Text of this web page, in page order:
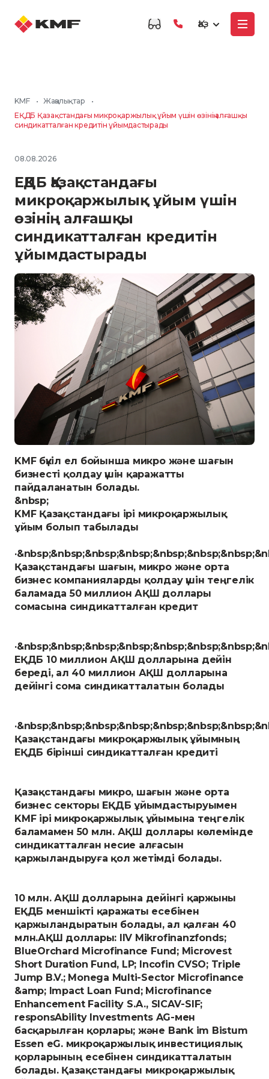
Қаз
KMF • Жаңалықтар
•
ЕҚДБ Қазақстандағы микроқаржылық ұйым үшін өзінің алғашқы
синдикатталған кредитін ұйымдастырады
08.08.2026
ЕҚДБ Қазақстандағы
микроқаржылық ұйым үшін
өзінің алғашқы
синдикатталған кредитін
ұйымдастырады
KMF бүкіл ел бойынша микро және шағын
бизнесті қолдау үшін қаражатты
пайдаланатын болады.
&nbsp;
KMF Қазақстандағы ірі микроқаржылық
ұйым болып табылады
Қазақстандағы шағын, микро және орта
бизнес компанияларды қолдау үшін теңгелік
баламада 50 миллион АҚШ доллары
сомасына синдикатталған кредит
ЕҚДБ 10 миллион АҚШ долларына дейін
береді, ал 40 миллион АҚШ долларына
дейінгі сома синдикатталатын болады
Қазақстандағы микроқаржылық ұйымның
ЕҚДБ бірінші синдикатталған кредиті
Қазақстандағы микро, шағын және орта
бизнес секторы ЕҚДБ ұйымдастыруымен
KMF ірі микроқаржылық ұйымына теңгелік
баламамен 50 млн. АҚШ доллары көлемінде
синдикатталған несие алғасын
қаржыландыруға қол жетімді болады.
10 млн. АҚШ долларына дейінгі қаржыны
ЕҚДБ меншікті қаражаты есебінен
қаржыландыратын болады, ал қалған 40
млн.АҚШ доллары: IIV Mikrofinanzfonds;
BlueOrchard Microfinance Fund; Microvest
Short Duration Fund, LP; Incofin CVSO; Triple
Jump B.V.; Monega Multi-Sector Microfinance
&amp; Impact Loan Fund; Microfinance
Enhancement Facility S.A., SICAV-SIF;
responsAbility Investments AG-мен
басқарылған қорлары; және Bank im Bistum
Essen eG. микроқаржылық инвестициялық
қорларының есебінен синдикатталатын
болады. Қазақстандағы микроқаржылық